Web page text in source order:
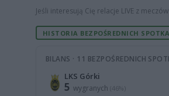
Jeśli interesują Cię relacje LIVE z
HISTORIA BEZPOŚREDNICH
BILANS · 11 BEZPOŚREDNICH
LKS Górki
5 wygranych (46%)